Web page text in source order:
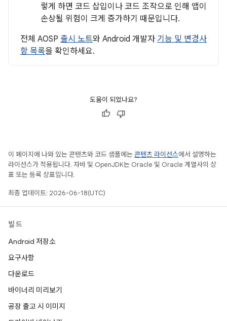
렇게 하면 코드 삽입이나 코드 조작으로 인해 앱이
손상될 위험이 크게 증가하기 때문입니다.
전체 AOSP 출시 노트와 Android 개발자 기능 및 변경사
항 목록을 확인하세요.
도움이 되었나요?
이 페이지에 나와 있는 콘텐츠와 코드 샘플에는 콘텐츠 라이선스에서 설명하는
라이선스가 적용됩니다. 자바 및 OpenJDK는 Oracle 및 Oracle 계열사의 상
표 또는 등록 상표입니다.
최종 업데이트: 2026-06-18(UTC)
빌드
Android 저장소
요구사항
다운로드
바이너리 미리보기
공장 출고 시 이미지